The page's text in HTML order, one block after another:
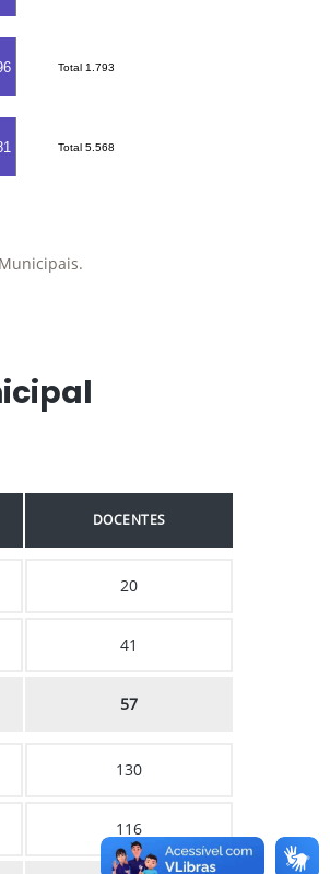
Total 1.793
Total 1.793
Total 5.568
Total 5.568
DOCENTES
20
41
57
130
116